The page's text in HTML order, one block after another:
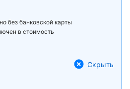
без банковской карты
в стоимость
Скрыть